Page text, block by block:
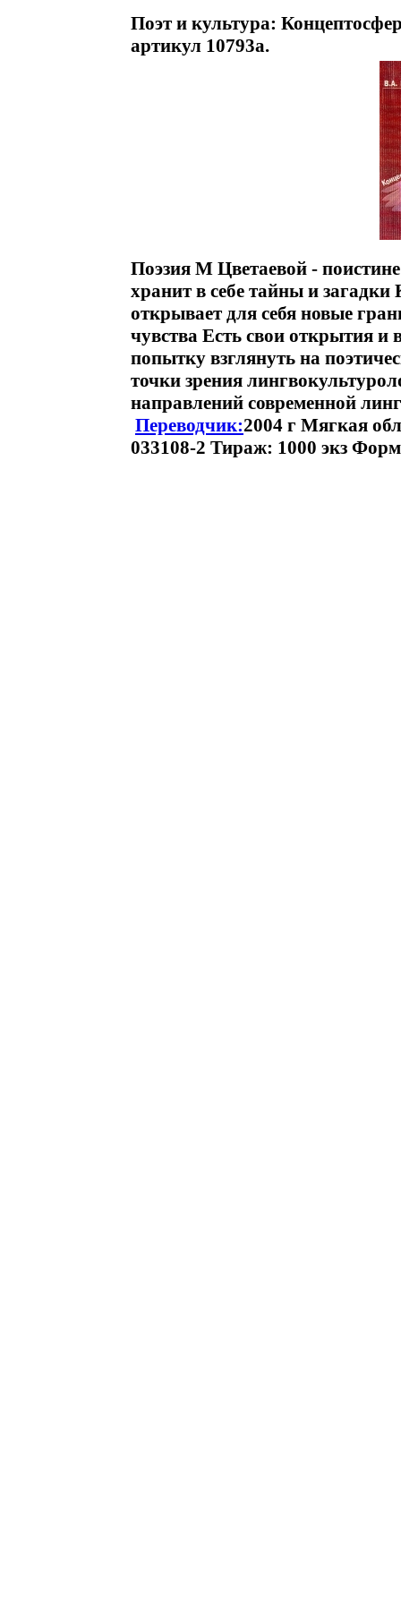
Поэт и культура:
артикул 10793a.
Поэзия М Цветаевой -
хранит в себе тайны и
открывает для себя новые
чувства Есть свои открытия и
попытку взглянуть на
точки зрения
направлений современной
Переводчик:2004 г Мягкая
033108-2 Тираж: 1000 экз